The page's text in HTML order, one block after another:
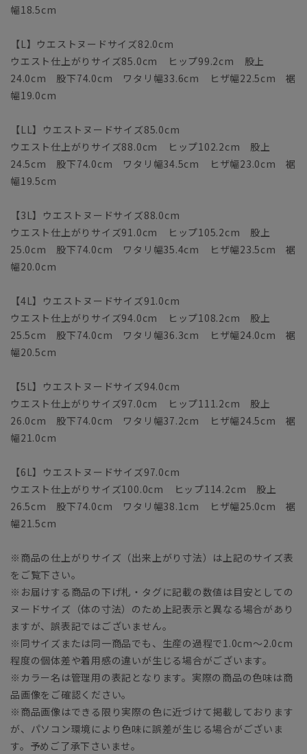
幅18.5cm
【L】ウエストヌードサイズ82.0cm
ウエスト仕上がりサイズ85.0cm ヒップ99.2cm 股上
24.0cm 股下74.0cm ワタリ幅33.6cm ヒザ幅22.5cm 裾
幅19.0cm
【LL】ウエストヌードサイズ85.0cm
ウエスト仕上がりサイズ88.0cm ヒップ102.2cm 股上
24.5cm 股下74.0cm ワタリ幅34.5cm ヒザ幅23.0cm 裾
幅19.5cm
【3L】ウエストヌードサイズ88.0cm
ウエスト仕上がりサイズ91.0cm ヒップ105.2cm 股上
25.0cm 股下74.0cm ワタリ幅35.4cm ヒザ幅23.5cm 裾
幅20.0cm
【4L】ウエストヌードサイズ91.0cm
ウエスト仕上がりサイズ94.0cm ヒップ108.2cm 股上
25.5cm 股下74.0cm ワタリ幅36.3cm ヒザ幅24.0cm 裾
幅20.5cm
【5L】ウエストヌードサイズ94.0cm
ウエスト仕上がりサイズ97.0cm ヒップ111.2cm 股上
26.0cm 股下74.0cm ワタリ幅37.2cm ヒザ幅24.5cm 裾
幅21.0cm
【6L】ウエストヌードサイズ97.0cm
ウエスト仕上がりサイズ100.0cm ヒップ114.2cm 股上
26.5cm 股下74.0cm ワタリ幅38.1cm ヒザ幅25.0cm 裾
幅21.5cm
※商品の仕上がりサイズ（出来上がり寸法）は上記のサイズ表
をご覧下さい。
※お届けする商品の下げ札・タグに記載の数値は目安としての
ヌードサイズ（体の寸法）のため上記表示と異なる場合があり
ますが、誤表記ではございません。
※同サイズまたは同一商品でも、生産の過程で1.0cm～2.0cm
程度の個体差や着用感の違いが生じる場合がございます。
※カラー名は管理用の表記となります。実際の商品の色味は商
品画像をご確認ください。
※商品画像はできる限り実際の色に近づけて掲載しております
が、パソコン環境により色味に誤差が生じる場合がございま
す。予めご了承下さいませ。